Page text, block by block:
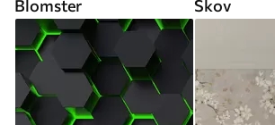
Blomster Skov